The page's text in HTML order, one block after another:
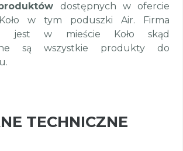
dostępnych w ofercie
w tym poduszki Air. Firma
jest w mieście Koło skąd
są wszystkie produkty do
TECHNICZNE